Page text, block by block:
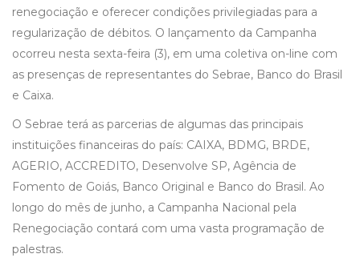
renegociação e oferecer condições privilegiadas para a
regularização de débitos. O lançamento da Campanha
ocorreu nesta sexta-feira (3), em uma coletiva on-line com
as presenças de representantes do Sebrae, Banco do Brasil
e Caixa.
O Sebrae terá as parcerias de algumas das principais
instituições financeiras do país: CAIXA, BDMG, BRDE,
AGERIO, ACCREDITO, Desenvolve SP, Agência de
Fomento de Goiás, Banco Original e Banco do Brasil. Ao
longo do mês de junho, a Campanha Nacional pela
Renegociação contará com uma vasta programação de
palestras.